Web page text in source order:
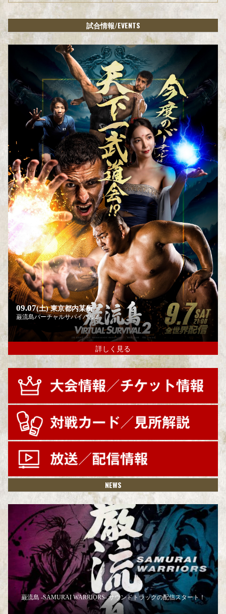
試合情報/EVENTS
09.07(土)東京都内某所
巌流島バーチャルサバイバル2
詳しく見る
NEWS
巌流島 -SAMURAI WARRIORS- サウンドトラックの配信スタート！